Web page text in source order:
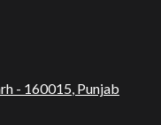
- 160015, Punjab